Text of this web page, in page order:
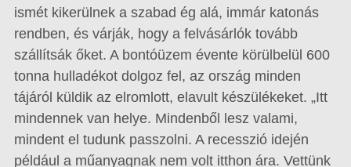
ismét kikerülnek a szabad ég alá, immár katonás
rendben, és várják, hogy a felvásárlók tovább
szállítsák őket. A bontóüzem évente körülbelül 600
tonna hulladékot dolgoz fel, az ország minden
tájáról küldik az elromlott, elavult készülékeket. „Itt
mindennek van helye. Mindenből lesz valami,
mindent el tudunk passzolni. A recesszió idején
például a műanyagnak nem volt itthon ára. Vettünk